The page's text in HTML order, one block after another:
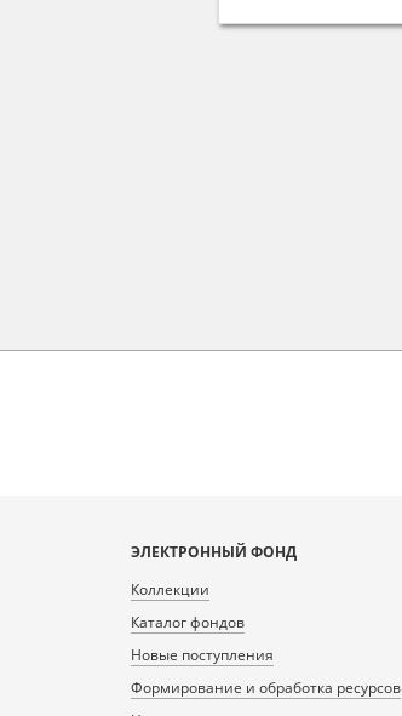
ЭЛЕКТРОННЫЙ ФОНД
Коллекции
Каталог фондов
Новые поступления
Формирование и обработка ресурсов